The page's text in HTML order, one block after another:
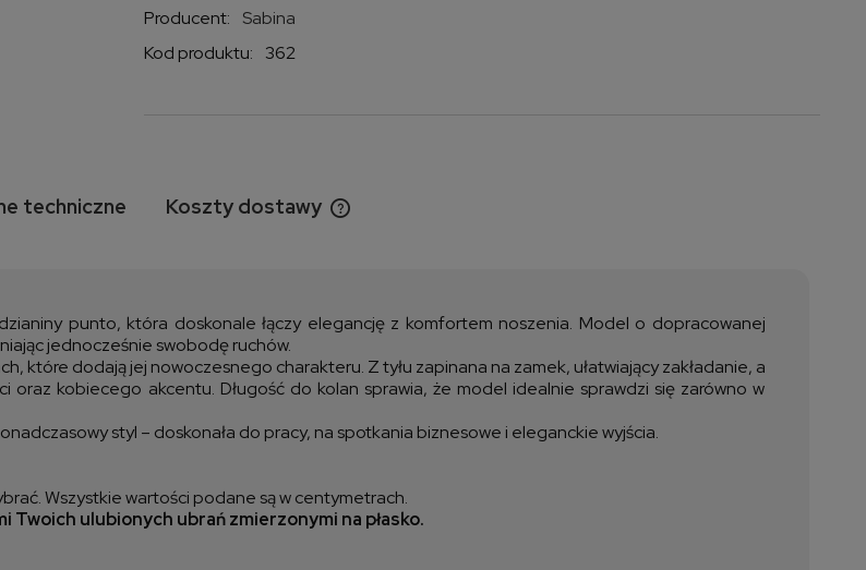
Producent:
Sabina
Kod produktu:
362
techniczne Koszty dostawy
punto, która doskonale łączy elegancję z komfortem noszenia. Model o dopracowanej
jednocześnie swobodę ruchów.
które dodają jej nowoczesnego charakteru. Z tyłu zapinana na zamek, ułatwiający zakładanie, a
oraz kobiecego akcentu. Długość do kolan sprawia, że model idealnie sprawdzi się zarówno w
styl – doskonała do pracy, na spotkania biznesowe i eleganckie wyjścia.
Wszystkie wartości podane są w centymetrach.
ulubionych ubrań zmierzonymi na płasko.